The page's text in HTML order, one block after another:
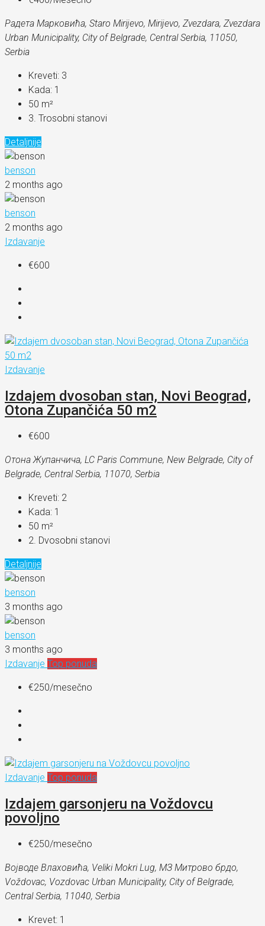
Радета Марковића, Staro Mirijevo, Mirijevo, Zvezdara, Zvezdara
Urban Municipality, City of Belgrade, Central Serbia, 11050,
Serbia
Kreveti: 3
Kada: 1
50 m²
3. Trosobni stanovi
Detaljnije
benson
2 months ago
benson
2 months ago
Izdavanje
€600
Izdavanje
Izdajem dvosoban stan, Novi Beograd,
Otona Zupančića 50 m2
€600
Отона Жупанчича, LC Paris Commune, New Belgrade, City of
Belgrade, Central Serbia, 11070, Serbia
Kreveti: 2
Kada: 1
50 m²
2. Dvosobni stanovi
Detaljnije
benson
3 months ago
benson
3 months ago
Izdavanje Top ponuda
€250/mesečno
Izdavanje Top ponuda
Izdajem garsonjeru na Voždovcu
povoljno
€250/mesečno
Војводе Влаховића, Veliki Mokri Lug, МЗ Митрово брдо,
Voždovac, Vozdovac Urban Municipality, City of Belgrade,
Central Serbia, 11040, Serbia
Krevet: 1